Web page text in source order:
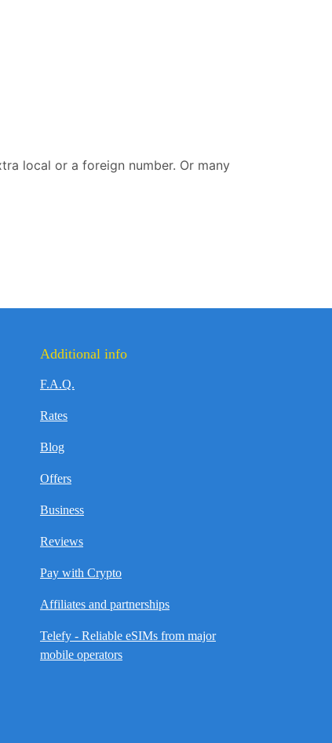
local or a foreign number. Or many
Additional info
F.A.Q.
Rates
Blog
Offers
Business
Reviews
Pay with Crypto
Affiliates and partnerships
Telefy - Reliable eSIMs from major
mobile operators